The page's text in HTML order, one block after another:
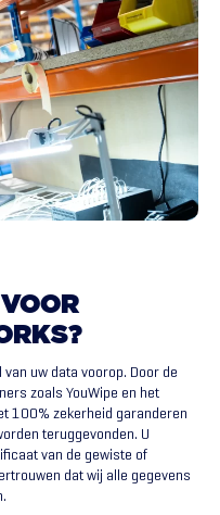
VOOR
uw data voorop. Door de
zoals YouWipe en het
100% zekerheid garanderen
teruggevonden. U
van de gewiste of
dat wij alle gegevens